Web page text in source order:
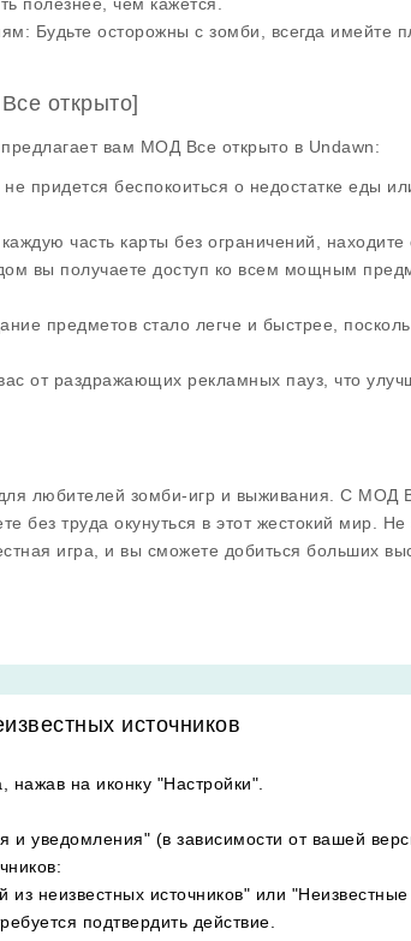
: Будьте осторожны с зомби, всегда имейте
открыто]
вам МОД Все открыто в Undawn:
придется беспокоиться о недостатке еды
часть карты без ограничений, находите
вы получаете доступ ко всем мощным
предметов стало легче и быстрее,
от раздражающих рекламных пауз, что
любителей зомби-игр и выживания. С МОД
без труда окунуться в этот жестокий мир.
игра, и вы сможете добиться больших
источников
нажав на иконку "Настройки".
и уведомления" (в зависимости от вашей
:
неизвестных источников" или "Неизвестные
подтвердить действие.